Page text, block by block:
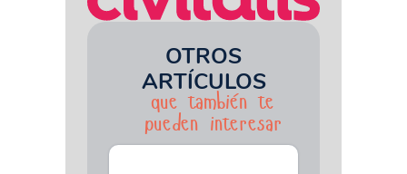
OTROS
ARTÍCULOS
que también te
pueden interesar